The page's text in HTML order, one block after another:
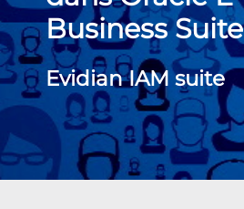
Business Suite
Evidian IAM suite